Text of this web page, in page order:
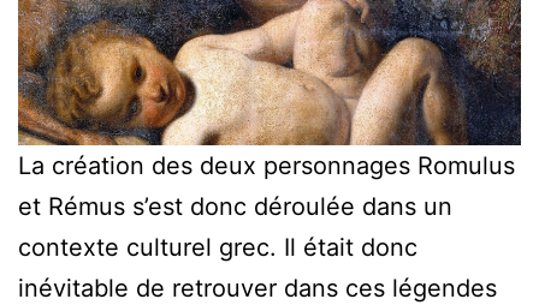
La création des deux personnages Romulus
et Rémus s’est donc déroulée dans un
contexte culturel grec. Il était donc
inévitable de retrouver dans ces légendes